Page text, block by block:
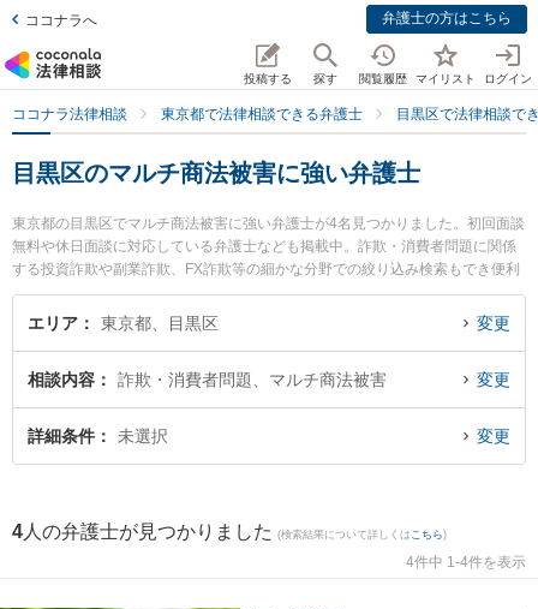
ココナラへ 弁護士の方はこちら
投稿する 探す 閲覧履歴 マイリスト ログイン
ココナラ法律相談 東京都で法律相談できる弁護士 目黒区で法律相談で
目黒区のマルチ商法被害に強い弁護士
東京都の目黒区でマルチ商法被害に強い弁護士が4名見つかりました。初回面談
無料や休日面談に対応している弁護士なども掲載中。詐欺・消費者問題に関係
する投資詐欺や副業詐欺、FX詐欺等の細かな分野での絞り込み検索もでき便利
です。特に目黒法律事務所の小林 嵩弁護士や弁護士法人ポルト法律事務所の上
原子 将巨弁護士、再生の歩み法律事務所の深井 辰也弁護士のプロフィール情報
害のトラブル解決の実績豊富な近くの弁護士を検索したい』『初回相談無料で
マルチ商法被害を法律相談できる目黒区内の弁護士に相談予約したい』などで
お困りの相談者さんにおすすめです。
エリア 東京都、目黒区 変更
相談内容 詐欺・消費者問題、マルチ商法被害 変更
詳細条件 未選択 変更
4 人の弁護士が見つかりました (検索結果について詳しくは こちら)
4件中 1-4件を表示